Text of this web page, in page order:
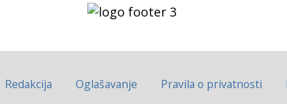
Redakcija Oglašavanje Pravila o privatnosti